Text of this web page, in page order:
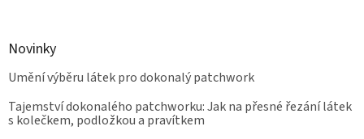
Novinky
Umění výběru látek pro dokonalý patchwork
Tajemství dokonalého patchworku: Jak na přesné řezání látek
s kolečkem, podložkou a pravítkem